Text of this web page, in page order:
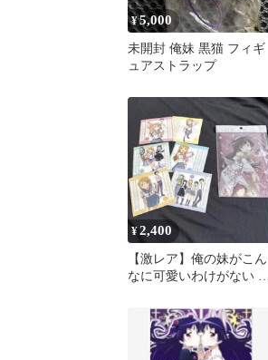
¥5,000
未開封 俺妹 黒猫 フィギ
ュアストラップ
¥2,400
【激レア】俺の妹がこん
なに可愛いわけがない グ
下敷き